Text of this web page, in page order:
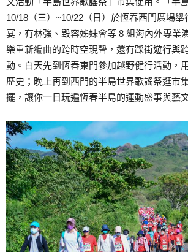
10/18（三）~10/22（日）於恆春西門廣場
宴，有林強、毀容姊妹會等 8 組海內外專業
樂重新編曲的跨時空現聲，還有踩街遊行與
動。白天先到恆春東門參加越野健行活動，
歷史；晚上再到西門的半島世界歌謠祭逛市
擺，讓你一日玩遍恆春半島的運動盛事與藝